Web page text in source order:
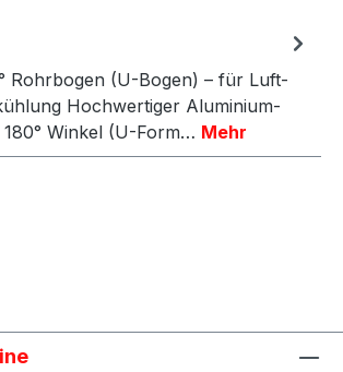
Rohrbogen (U-Bogen) – für Luft-
Hochwertiger Aluminium-
Winkel (U-Form… Mehr